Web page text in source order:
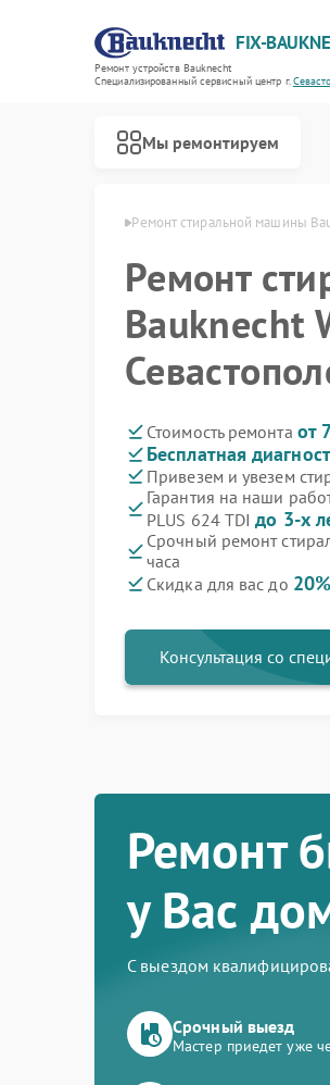
FIX-
Ремонт устройств Bauknecht
Специализированный cервисный центр г.
Мы ремонтируем
в Севастополе Ремонт стиральной машины
Ремонт
Bauknecht
Стоимость ремонта от
Бесплатная
Привезем и увезем
Гарантия на наши
PLUS 624 TDIдо 3-х
Срочный ремонт
часа
Скидка для вас до 20%
Консультация со
Ремонт
у Вас
С выездом
Срочный выезд
Мастер приедет уже